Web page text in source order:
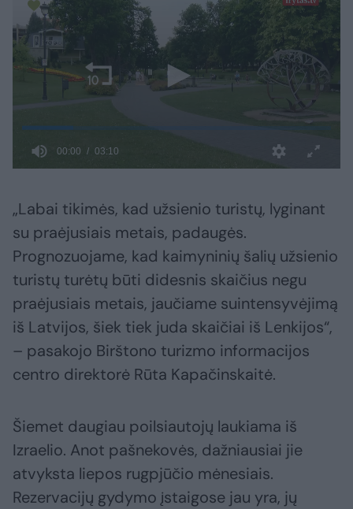
„Labai tikimės, kad užsienio turistų, lyginant
su praėjusiais metais, padaugės.
Prognozuojame, kad kaimyninių šalių užsienio
turistų turėtų būti didesnis skaičius negu
praėjusiais metais, jaučiame suintensyvėjimą
iš Latvijos, šiek tiek juda skaičiai iš Lenkijos“,
– pasakojo Birštono turizmo informacijos
centro direktorė Rūta Kapačinskaitė.
Šiemet daugiau poilsiautojų laukiama iš
Izraelio. Anot pašnekovės, dažniausiai jie
atvyksta liepos rugpjūčio mėnesiais.
Rezervacijų gydymo įstaigose jau yra, jų